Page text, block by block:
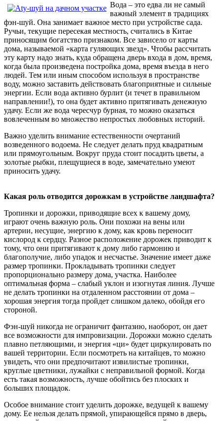
Вода – это едва ли не самый
важный элемент в традициях
фэн-шуй. Она занимает важное место при устройстве сада.
Ручьи, текущие пересекая местность, считались в Китае
приносящим богатство признаком. Все зависело от карты
дома, называемой «карта гуляющих звезд». Чтобы рассчитать
эту карту надо знать, куда обращена дверь входа в дом, время,
когда была произведена постройка дома, время въезда в него
людей. Тем или иным способом используя в пространстве
воду, можно заставить действовать благоприятные и сильные
энергии. Если вода активно бурлит (и течет в правильном
направлении!), то она будет активно притягивать денежную
удачу. Если же вода чересчур бурная, то можно оказаться
вовлеченным во множество непростых любовных историй.
Важно уделить внимание естественности очертаний
возведенного водоема. Не следует делать пруд квадратным
или прямоугольным. Вокруг пруда стоит посадить цветы, а
золотые рыбки, плещущиеся в воде, замечательно умеют
приносить удачу.
Какая роль отводится дорожкам в устройстве ландшафта?
Тропинки и дорожки, приводящие всех к вашему дому,
играют очень важную роль. Они похожи на вены или
артерии, несущие, энергию к дому, как кровь переносит
кислород к сердцу. Разное расположение дорожек приводит к
тому, что они притягивают к дому либо гармонию и
благополучие, либо упадок и несчастье. Значение имеет даже
размер тропинки. Прокладывать тропинки следует
пропорционально размеру дома, участка. Наиболее
оптимальная форма – слабый уклон и изогнутая линия. Лучше
не делать тропинки на отдаленном расстоянии от дома –
хорошая энергия тогда пройдет слишком далеко, обойдя его
стороной.
Фэн-шуй никогда не ограничит фантазию, наоборот, он дает
все возможности для импровизации. Дорожки можно сделать
плавно петляющими, и энергия «ци» будет циркулировать по
вашей территории. Если посмотреть на китайцев, то можно
увидеть, что они предпочитают извилистые тропинки,
круглые цветники, лужайки с неправильной формой. Когда
есть такая возможность, лучше обойтись без плоских и
больших площадок.
Особое внимание стоит уделить дорожке, ведущей к вашему
дому. Ее нельзя делать прямой, упирающейся прямо в дверь,